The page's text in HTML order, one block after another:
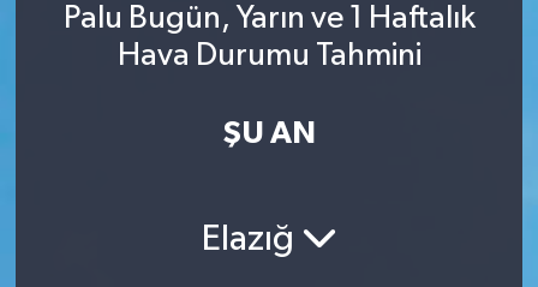
Palu Bugün, Yarın ve 1 Haftalık
Hava Durumu Tahmini
ŞU AN
Elazığ
Son Dakika Haberleri